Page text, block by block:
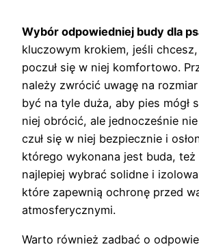
Wybór odpowiedniej budy dla
kluczowym krokiem, jeśli
poczuł się w niej komfortowo.
należy zwrócić uwagę na
być na tyle duża, aby pies mógł
niej obrócić, ale jednocześnie
czuł się w niej bezpiecznie i
którego wykonana jest buda, też
najlepiej wybrać solidne i
które zapewnią ochronę przed
atmosferycznymi.
Warto również zadbać o